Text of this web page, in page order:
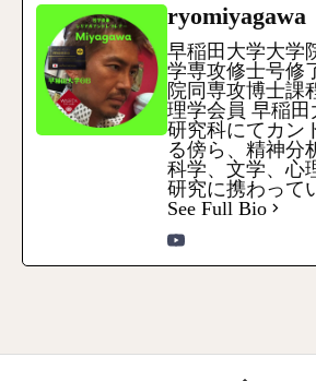
ryomiyagawa
早稲田大学大学
学専攻修士号修
院同専攻博士課
理学会員 早稲
研究科にてカン
る傍ら、精神分
科学、文学、心
研究に携わって
See Full Bio